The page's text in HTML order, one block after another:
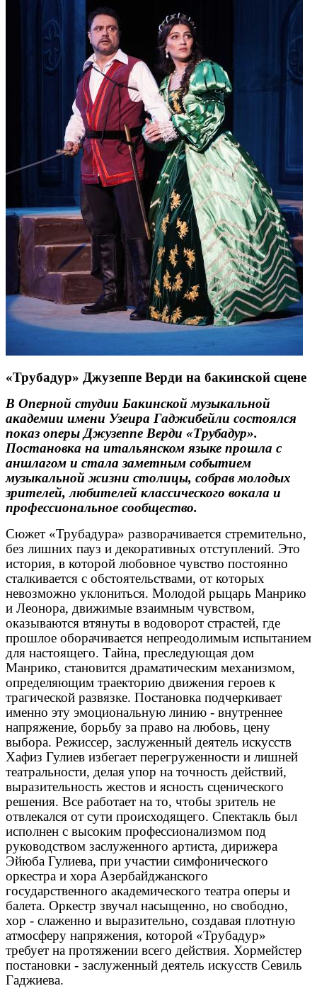
«Трубадур» Джузеппе Верди на бакинской сцене
В Оперной студии Бакинской музыкальной
академии имени Узеира Гаджибейли состоялся
показ оперы Джузеппе Верди «Трубадур».
Постановка на итальянском языке прошла с
аншлагом и стала заметным событием
музыкальной жизни столицы, собрав молодых
зрителей, любителей классического вокала и
профессиональное сообщество.
Сюжет «Трубадура» разворачивается стремительно,
без лишних пауз и декоративных отступлений. Это
история, в которой любовное чувство постоянно
сталкивается с обстоятельствами, от которых
невозможно уклониться. Молодой рыцарь Манрико
и Леонора, движимые взаимным чувством,
оказываются втянуты в водоворот страстей, где
прошлое оборачивается непреодолимым испытанием
для настоящего. Тайна, преследующая дом
Манрико, становится драматическим механизмом,
определяющим траекторию движения героев к
трагической развязке. Постановка подчеркивает
именно эту эмоциональную линию - внутреннее
напряжение, борьбу за право на любовь, цену
выбора. Режиссер, заслуженный деятель искусств
Хафиз Гулиев избегает перегруженности и лишней
театральности, делая упор на точность действий,
выразительность жестов и ясность сценического
решения. Все работает на то, чтобы зритель не
отвлекался от сути происходящего. Спектакль был
исполнен с высоким профессионализмом под
руководством заслуженного артиста, дирижера
Эйюба Гулиева, при участии симфонического
оркестра и хора Азербайджанского
государственного академического театра оперы и
балета. Оркестр звучал насыщенно, но свободно,
хор - слаженно и выразительно, создавая плотную
атмосферу напряжения, которой «Трубадур»
требует на протяжении всего действия. Хормейстер
постановки - заслуженный деятель искусств Севиль
Гаджиева.